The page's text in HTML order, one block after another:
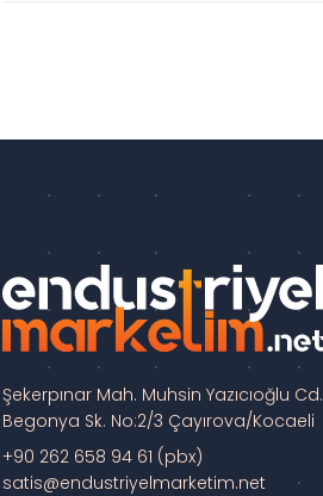
Şekerpınar Mah. Muhsin Yazıcıoğlu Cd.
Begonya Sk. No:2/3 Çayırova/Kocaeli
+90 262 658 94 61 (pbx)
satis@endustriyelmarketim.net